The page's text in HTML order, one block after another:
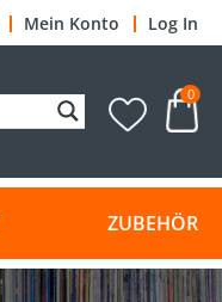
Mein Konto Log In
0
ZUBEHÖR